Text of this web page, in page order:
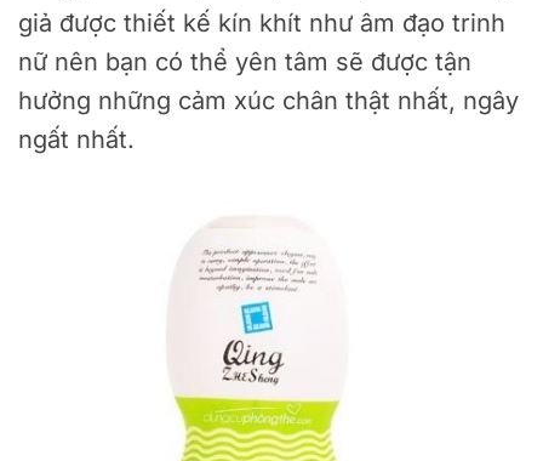
giả được thiết kế kín khít như âm đạo trinh
nữ nên bạn có thể yên tâm sẽ được tận
hưởng những cảm xúc chân thật nhất, ngây
ngất nhất.